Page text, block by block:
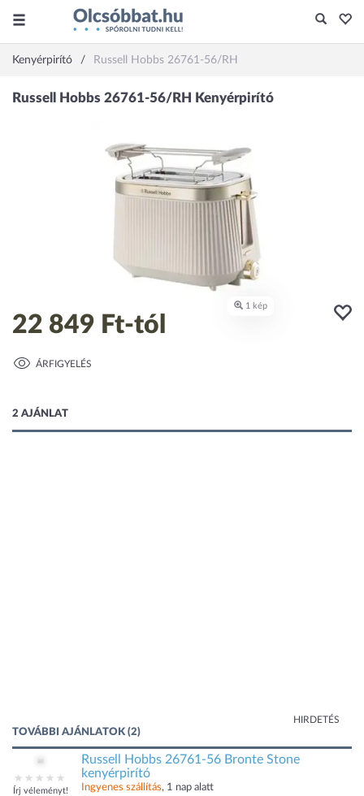
Kenyérpirító Russell Hobbs 26761-56/RH
22 849 Ft-tól
ÁRFIGYELÉS
2 AJÁNLAT
HIRDETÉS
TOVÁBBI AJÁNLATOK (2)
Írj véleményt!
Russell Hobbs 26761-56 Bronte Stone
kenyérpirító
Ingyenes szállítás, 1 nap alatt